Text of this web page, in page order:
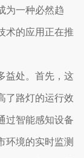
为一种必然趋
术的应用正在推
益处。首先，这
了路灯的运行效
过智能感知设备
环境的实时监测